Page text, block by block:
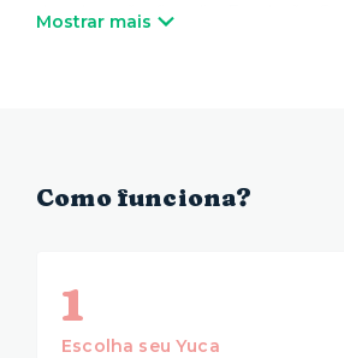
de educação, fica ali a Fundação
Mostrar mais
Como funciona?
1
Escolha seu Yuca